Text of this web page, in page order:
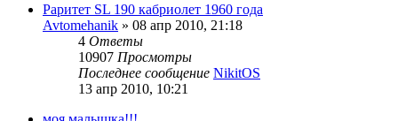
Раритет SL 190 кабриолет 1960 года
Avtomehanik » 08 апр 2010, 21:18
4 Ответы
10907 Просмотры
Последнее сообщение NikitOS
13 апр 2010, 10:21